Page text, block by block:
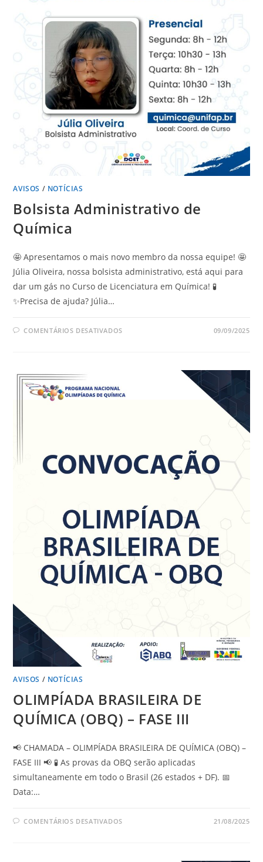
AVISOS / NOTÍCIAS
Bolsista Administrativo de
Química
🤩 Apresentamos o mais novo membro da nossa equipe! 🤩
Júlia Oliveira, nossa bolsista administrativo, está aqui para
dar um gás no Curso de Licenciatura em Química! 🧪
✨Precisa de ajuda? Júlia…
COMENTÁRIOS DESATIVADOS 09/09/2025
AVISOS / NOTÍCIAS
OLIMPÍADA BRASILEIRA DE
QUÍMICA (OBQ) – FASE III
📢 CHAMADA – OLIMPÍADA BRASILEIRA DE QUÍMICA (OBQ) –
FASE III 📢 🧪 As provas da OBQ serão aplicadas
simultaneamente em todo o Brasil (26 estados + DF). 📅
Data:…
COMENTÁRIOS DESATIVADOS 21/08/2025